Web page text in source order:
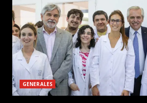
GENERALES